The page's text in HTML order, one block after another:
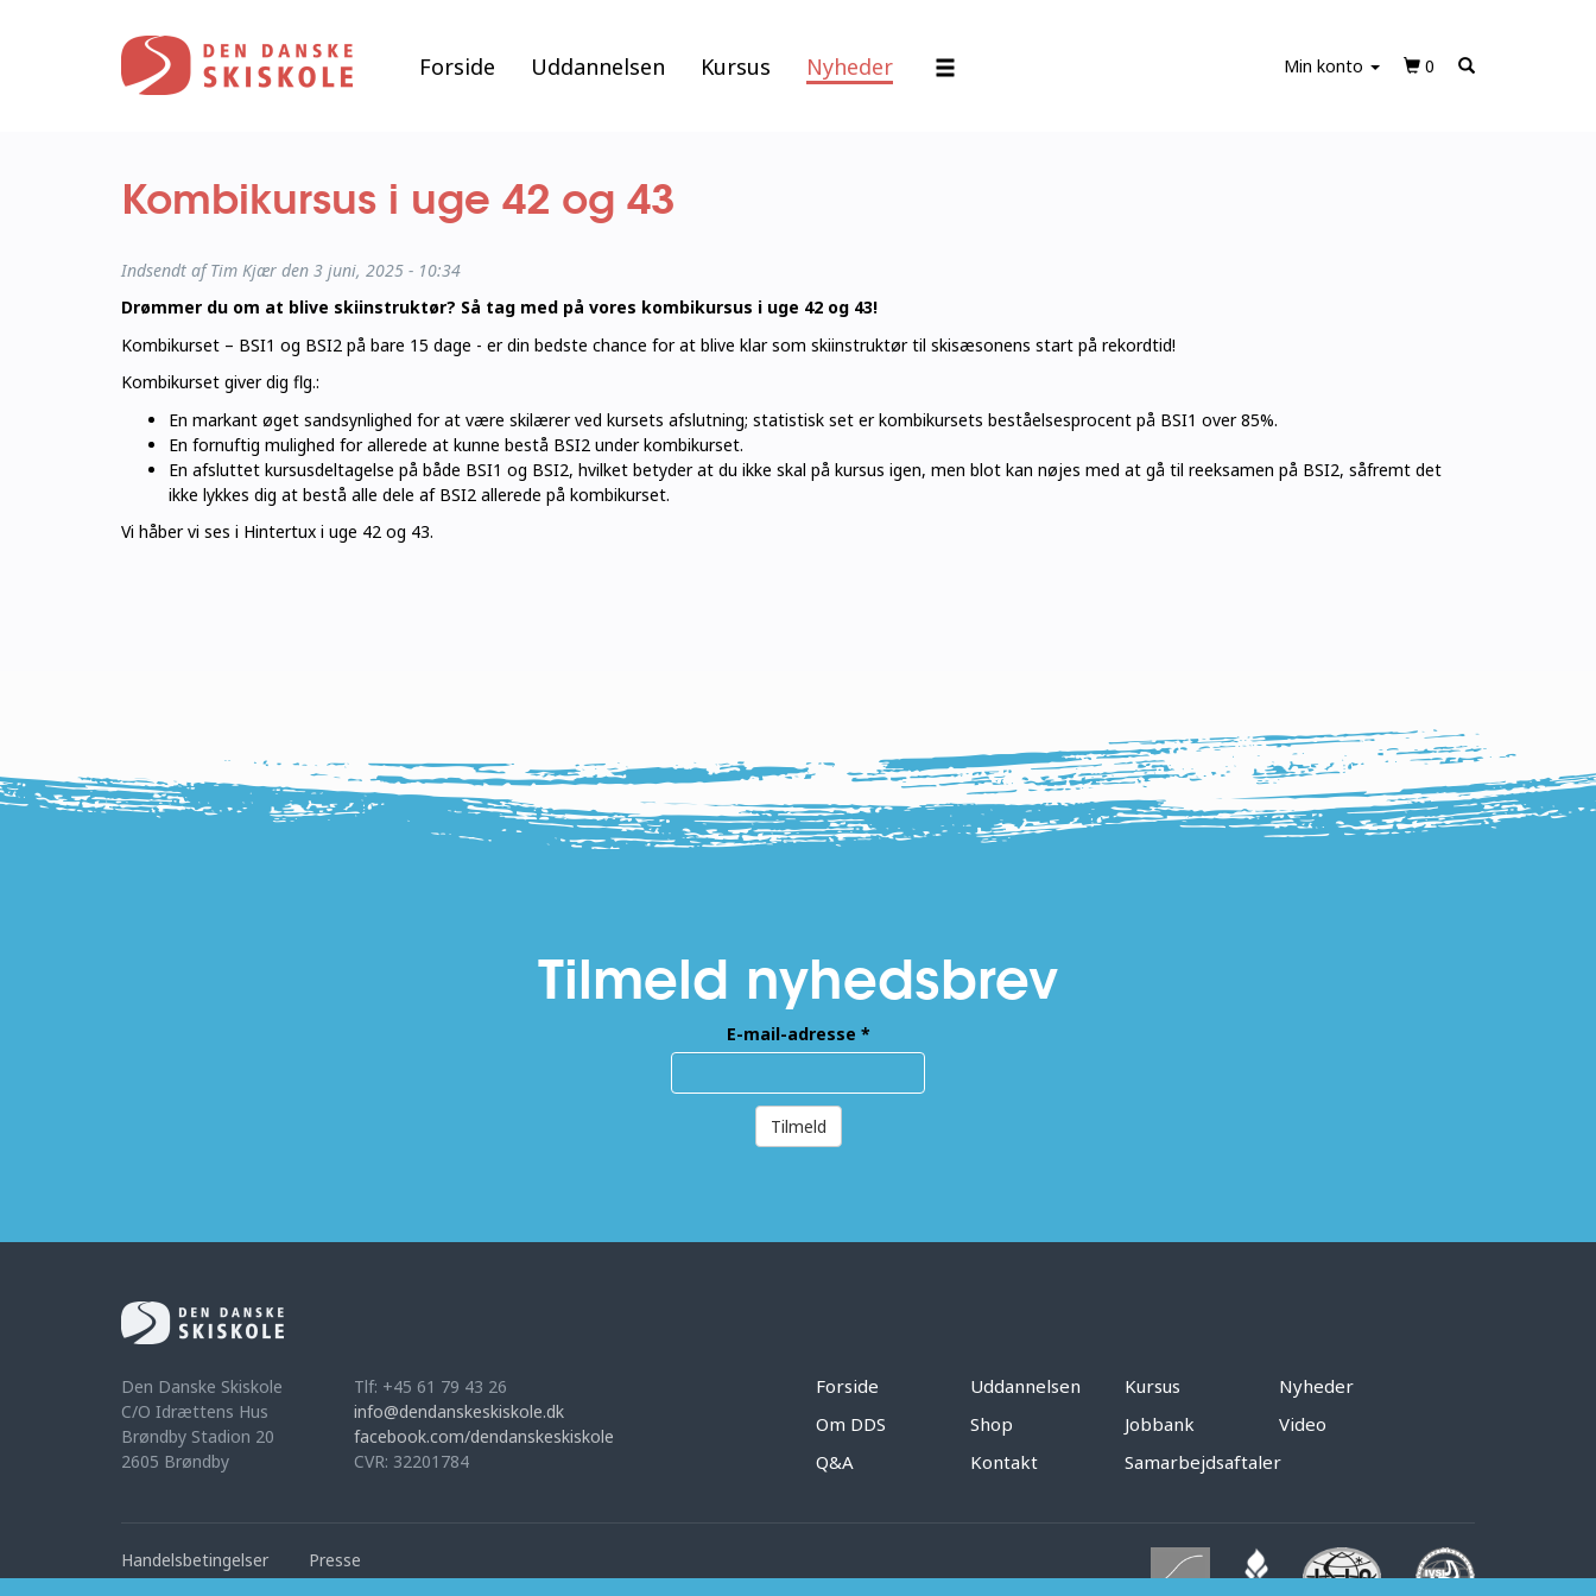
Forside Uddannelsen Kursus Nyheder Min konto 0
Kombikursus i uge 42 og 43
Indsendt afTim Kjær den 3 juni, 2025 - 10:34
Drømmer du om at blive skiinstruktør? Så tag med på vores kombikursus i uge 42 og 43!
Kombikurset – BSI1 og BSI2 på bare 15 dage - er din bedste chance for at blive klar som skiinstruktør til skisæsonens start på rekordtid!
Kombikurset giver dig flg.:
En markant øget sandsynlighed for at være skilærer ved kursets afslutning; statistisk set er kombikursets beståelsesprocent på BSI1 over 85%.
En fornuftig mulighed for allerede at kunne bestå BSI2 under kombikurset.
En afsluttet kursusdeltagelse på både BSI1 og BSI2, hvilket betyder at du ikke skal på kursus igen, men blot kan nøjes med at gå til reeksamen på BSI2, såfremt det
ikke lykkes dig at bestå alle dele af BSI2 allerede på kombikurset.
Vi håber vi ses i Hintertux i uge 42 og 43.
Tilmeld nyhedsbrev
E-mail-adresse *
Tilmeld
Den Danske Skiskole
C/O Idrættens Hus
Brøndby Stadion 20
2605 Brøndby
Tlf: +45 61 79 43 26
info@dendanskeskiskole.dk
facebook.com/dendanskeskiskole
CVR: 32201784
Forside Uddannelsen Kursus
Nyheder
Om DDS
Shop Jobbank
Video
Q&A
Kontakt Samarbejdsaftaler
Handelsbetingelser Presse